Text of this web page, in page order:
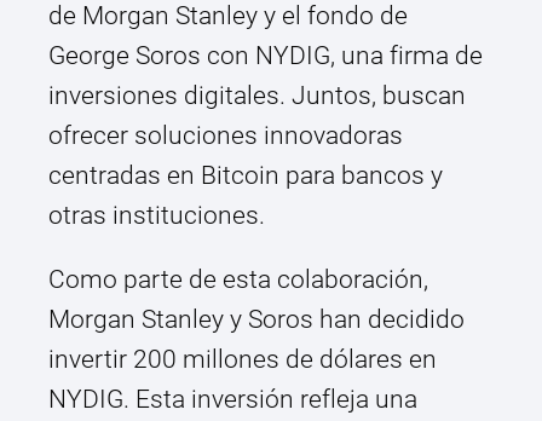
de Morgan Stanley y el fondo de
George Soros con NYDIG, una firma de
inversiones digitales. Juntos, buscan
ofrecer soluciones innovadoras
centradas en Bitcoin para bancos y
otras instituciones.
Como parte de esta colaboración,
Morgan Stanley y Soros han decidido
invertir 200 millones de dólares en
NYDIG. Esta inversión refleja una